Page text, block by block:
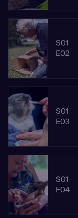
S01
E02
S01
E03
S01
E04